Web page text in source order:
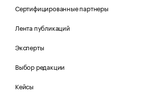
Сертифицированные партнеры
Лента публикаций
Эксперты
Выбор редакции
Кейсы